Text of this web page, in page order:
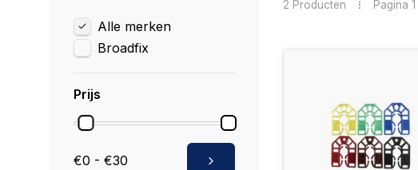
Alle merken
Broadfix
Prijs
€0 - €30
2 Producten Pagina